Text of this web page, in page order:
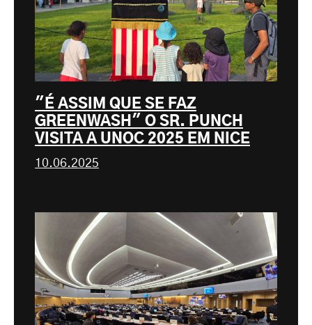
"É ASSIM QUE SE FAZ
GREENWASH" O SR. PUNCH
VISITA A UNOC 2025 EM NICE
10.06.2025